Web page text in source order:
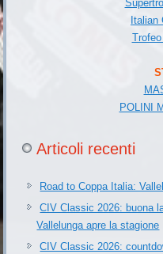
Italian
POLINI
Articoli recenti
Road to Coppa Italia:
CIV Classic 2026: buona
Vallelunga apre la stagione
CIV Classic 2026: